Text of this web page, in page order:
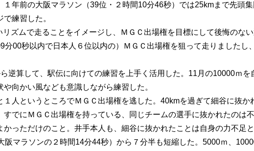
年前の大阪マラソン（39位・２時間10分46秒）では25kmまで先頭
練習した。
リズムで走ることをイメージし、ＭＧＣ出場権を目標にして後悔のな
分00秒以内で日本人６位以内の）ＭＧＣ出場権を狙って走りましたし
逆算して、駅伝に向けての練習を上手く活用した。11月の10000ｍを
向かい風なども意識しながら練習した。
１人というところでＭＧＣ出場権を逃した。40kmを過ぎて細谷に抜か
でにＭＧＣ出場権を持っている、同じチームの選手に抜かれたのは
っただけのこと。井手本人も、細谷に抜かれたことは自身の力不足と
阪マラソンの２時間14分44秒）から７分半も短縮した。5000ｍ、